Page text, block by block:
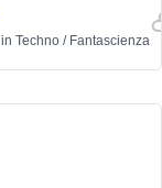
in Techno / Fantascienza